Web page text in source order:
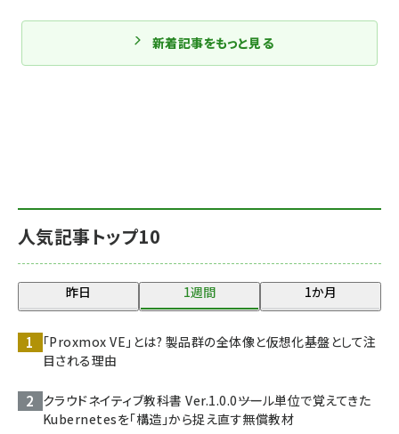
人気記事トップ10
昨日 1週間 1か月
「Proxmox VE」とは? 製品群の全体像と仮想化基盤として注
目される理由
クラウドネイティブ教科書 Ver.1.0.0――ツール単位で覚えてきた
Kubernetesを「構造」から捉え直す無償教材
新着記事をもっと見る